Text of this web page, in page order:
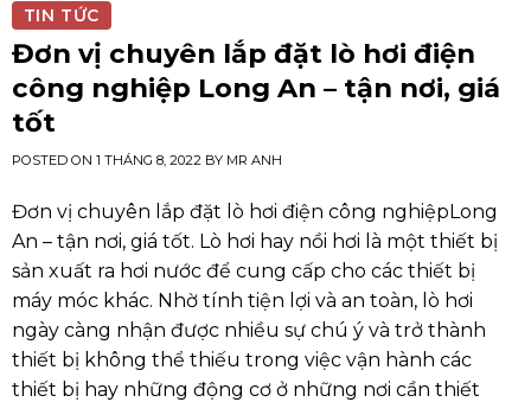
TIN TỨC
Đơn vị chuyên lắp đặt lò hơi điện
công nghiệp Long An – tận nơi, giá
tốt
POSTED ON 1 THÁNG 8, 2022 BY MR ANH
Đơn vị chuyên lắp đặt lò hơi điện công nghiệpLong
An – tận nơi, giá tốt. Lò hơi hay nồi hơi là một thiết bị
sản xuất ra hơi nước để cung cấp cho các thiết bị
máy móc khác. Nhờ tính tiện lợi và an toàn, lò hơi
ngày càng nhận được nhiều sự chú ý và trở thành
thiết bị không thể thiếu trong việc vận hành các
thiết bị hay những động cơ ở những nơi cần thiết